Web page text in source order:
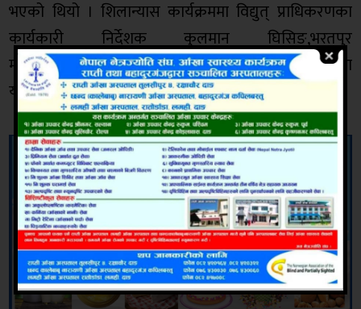
भएको थियो । शिलान्यास कार्यक्रममा विद्युत् प्राधिकरणका
कार्यकारी निर्देशक कुलमान घिसिङ,भरतपुर
महानगरपालिकाकी मेयर रेनु दाहाल र बागमती प्रदेशका
यातायात मन्त्री घनश्याम दाहाल सहभागी रहेका थिए ।